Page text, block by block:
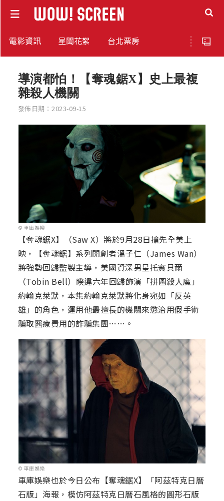
電影資訊 星聞花絮 台北票房
導演都怕！【奪魂鋸X】史上最複
雜殺人機關
發佈日期：2023-09-15
© 車庫娛樂
【奪魂鋸X】（Saw X）將於9月28日搶先全美上
映，【奪魂鋸】系列開創者溫子仁（James Wan）
將強勢回歸監製主導，美國資深男星托賓貝爾
（Tobin Bell）睽違六年回歸飾演「拼圖殺人魔」
約翰克萊默，本集約翰克萊默將化身宛如「反英
雄」的角色，運用他最擅長的機關來懲治用假手術
騙取醫療費用的詐騙集團……。
© 車庫娛樂
車庫娛樂也於今日公布【奪魂鋸X】「阿茲特克日曆
石版」海報，模仿阿茲特克日曆石風格的圓形石版